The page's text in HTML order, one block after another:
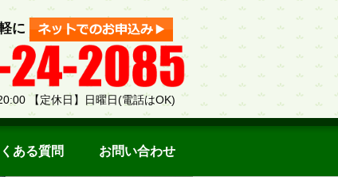
に
【定休日】日曜日(電話はOK)
ある質問 お問い合わせ